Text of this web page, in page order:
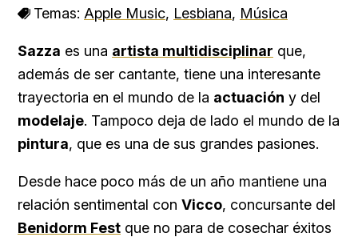
Temas: Apple Music, Lesbiana, Música
Sazza es una artista multidisciplinar que,
además de ser cantante, tiene una interesante
trayectoria en el mundo de la actuación y del
modelaje. Tampoco deja de lado el mundo de la
pintura, que es una de sus grandes pasiones.
Desde hace poco más de un año mantiene una
relación sentimental con Vicco, concursante del
Benidorm Fest que no para de cosechar éxitos